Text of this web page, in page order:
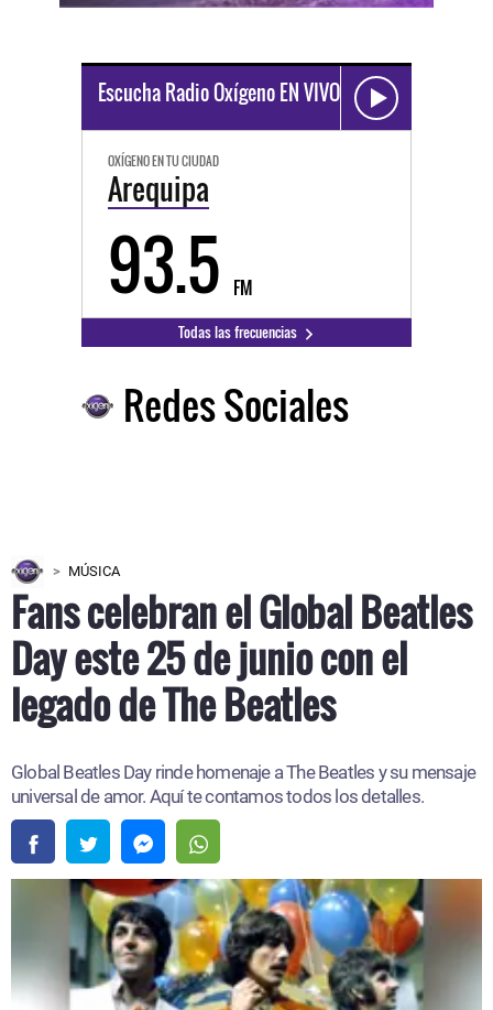
Escucha Radio Oxígeno EN VIVO
OXÍGENO EN TU CIUDAD
Arequipa
93.5 FM
Todas las frecuencias
Redes Sociales
MÚSICA
Fans celebran el Global Beatles
Day este 25 de junio con el
legado de The Beatles
Global Beatles Day rinde homenaje a The Beatles y su mensaje
universal de amor. Aquí te contamos todos los detalles.